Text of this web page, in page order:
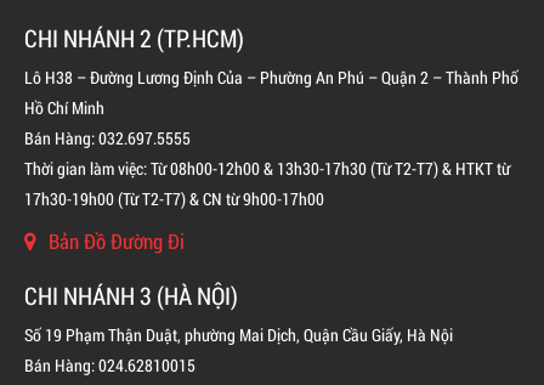
BÌNH CHỮA CHÁY ĐỘC LẬP KHÍ FM200
LIÊN HỆ
CHI NHÁNH 2 (TP.HCM)
Lô H38 – Đường Lương Định Của – Phường An Phú – Quận 2 – Thành Phố
Hồ Chí Minh
Bán Hàng: 032.697.5555
Thời gian làm việc: Từ 08h00-12h00 & 13h30-17h30 (Từ T2-T7) & HTKT từ
17h30-19h00 (Từ T2-T7) & CN từ 9h00-17h00
Bản Đồ Đường Đi
CHI NHÁNH 3 (HÀ NỘI)
Số 19 Phạm Thận Duật, phường Mai Dịch, Quận Cầu Giấy, Hà Nội
Bán Hàng: 024.62810015